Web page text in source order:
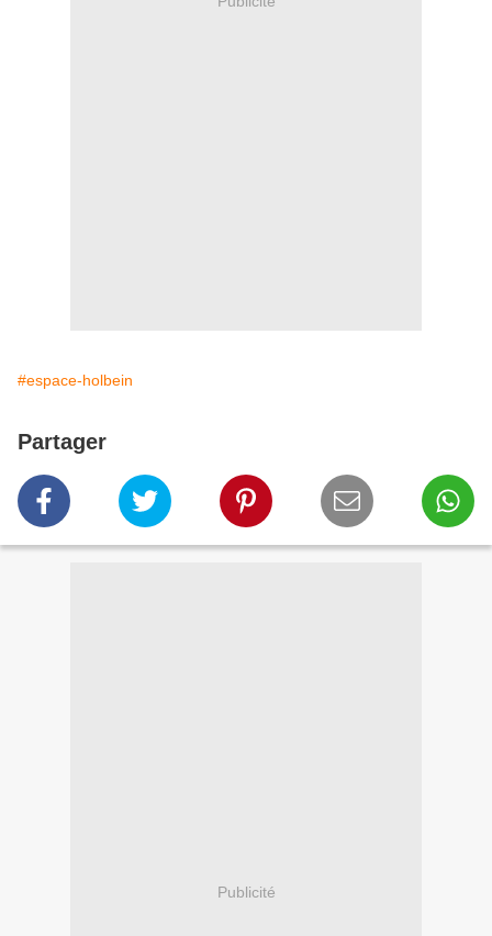
#espace-holbein
Partager
Publicité